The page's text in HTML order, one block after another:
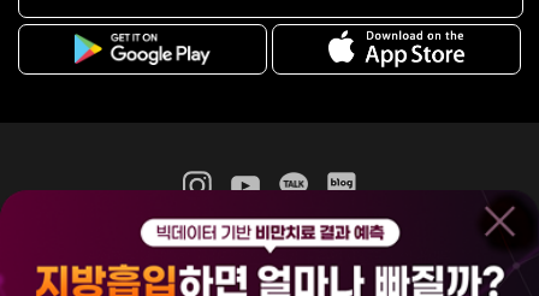
365mc 병·의원 이용약관
홈페이지 이용약관
비급여진료수가